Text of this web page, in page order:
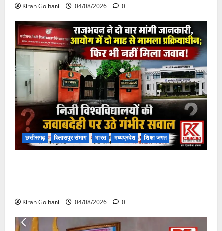
Kiran Golhani 04/08/2026 0
छत्तीसगढ़ बिलासपुर संभाग भारत मध्यप्रदेश शिक्षा जगत
Kiran Golhani 04/08/2026 0